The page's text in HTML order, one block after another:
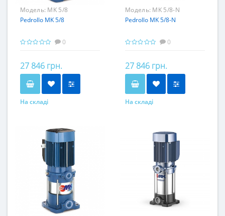
Модель: MK 5/8
Pedrollo MK 5/8
0
27 846 грн.
На складі
Модель: MK 5/8-N
Pedrollo MK 5/8-N
0
27 846 грн.
На складі